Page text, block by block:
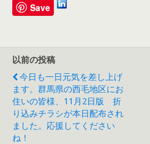
Save
以前の投稿
今日も一日元気を差し上げ
ます。群馬県の西毛地区にお
住いの皆様、11月2日版 折
り込みチラシが本日配布され
ました。応援してください
ね！